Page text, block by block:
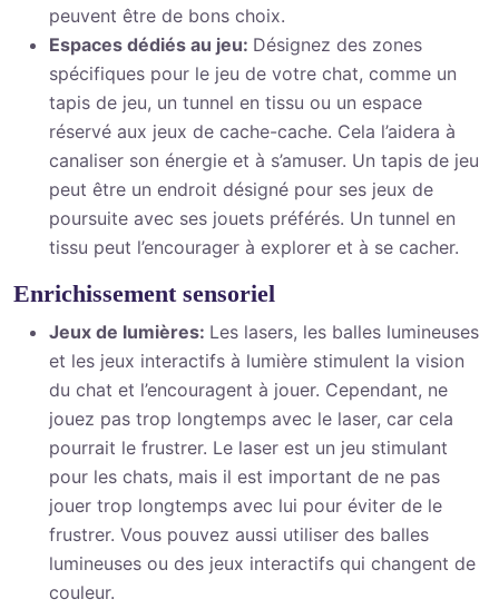
peuvent être de bons choix.
Espaces dédiés au jeu: Désignez des zones
spécifiques pour le jeu de votre chat, comme un
tapis de jeu, un tunnel en tissu ou un espace
réservé aux jeux de cache-cache. Cela l’aidera à
canaliser son énergie et à s’amuser. Un tapis de jeu
peut être un endroit désigné pour ses jeux de
poursuite avec ses jouets préférés. Un tunnel en
tissu peut l’encourager à explorer et à se cacher.
Enrichissement sensoriel
Jeux de lumières: Les lasers, les balles lumineuses
et les jeux interactifs à lumière stimulent la vision
du chat et l’encouragent à jouer. Cependant, ne
jouez pas trop longtemps avec le laser, car cela
pourrait le frustrer. Le laser est un jeu stimulant
pour les chats, mais il est important de ne pas
jouer trop longtemps avec lui pour éviter de le
frustrer. Vous pouvez aussi utiliser des balles
lumineuses ou des jeux interactifs qui changent de
couleur.